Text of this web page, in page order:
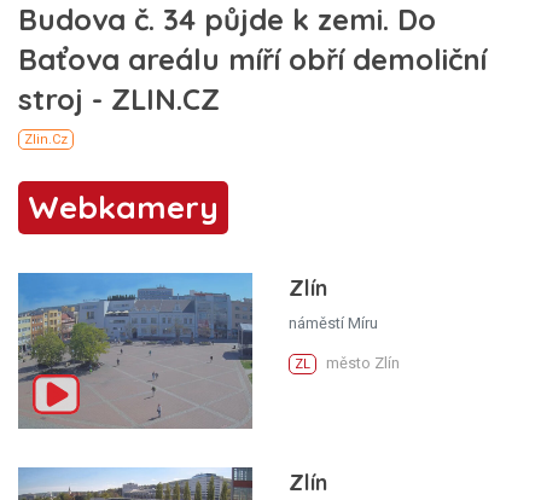
Webkamery
Zlín
náměstí Míru
ZL město Zlín
Zlín